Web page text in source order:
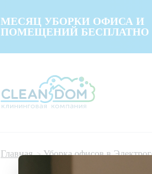
МЕСЯЦ УБОРКИ ОФИСА И
ПОМЕЩЕНИЙ БЕСПЛАТНО
Главная Уборка офисов в